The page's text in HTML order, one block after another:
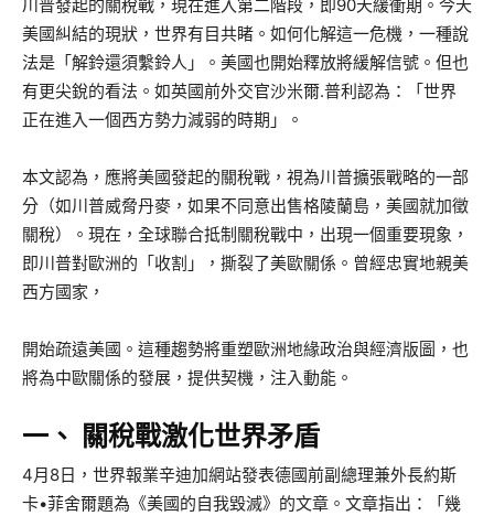
川普發起的關稅戰，現在進入第二階段，即90天緩衝期。今天
美國糾結的現狀，世界有目共睹。如何化解這一危機，一種說
法是「解鈴還須繫鈴人」。美國也開始釋放將緩解信號。但也
有更尖銳的看法。如英國前外交官沙米爾.普利認為：「世界
正在進入一個西方勢力減弱的時期」。
本文認為，應將美國發起的關稅戰，視為川普擴張戰略的一部
分（如川普威脅丹麥，如果不同意出售格陵蘭島，美國就加徵
關稅）。現在，全球聯合抵制關稅戰中，出現一個重要現象，
即川普對歐洲的「收割」，撕裂了美歐關係。曾經忠實地親美
西方國家，
開始疏遠美國。這種趨勢將重塑歐洲地緣政治與經濟版圖，也
將為中歐關係的發展，提供契機，注入動能。
一、 關稅戰激化世界矛盾
4月8日，世界報業辛迪加網站發表德國前副總理兼外長約斯
卡•菲舍爾題為《美國的自我毀滅》的文章。文章指出：「幾